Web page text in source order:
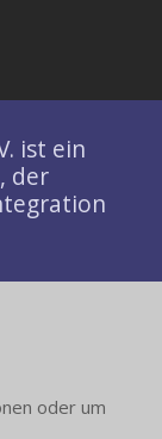
ist ein
der
oder um